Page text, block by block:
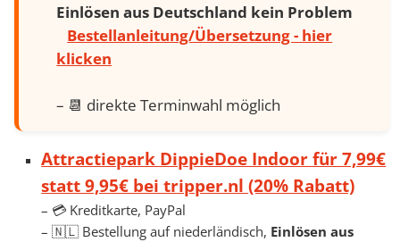
Einlösen aus Deutschland kein Problem
Bestellanleitung/Übersetzung - hier
klicken
– 📆 direkte Terminwahl möglich
Attractiepark DippieDoe Indoor für 7,99€
statt 9,95€ bei tripper.nl (20% Rabatt)
– 💳 Kreditkarte, PayPal
– 🇳🇱 Bestellung auf niederländisch, Einlösen aus